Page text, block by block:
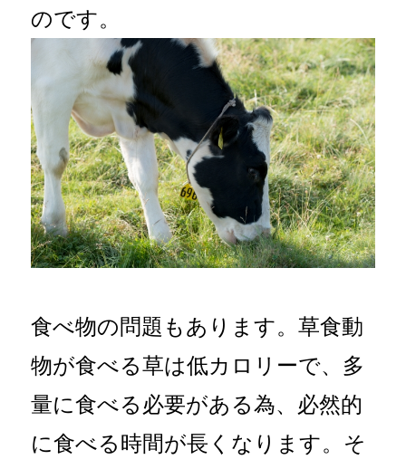
のです。
食べ物の問題もあります。草食動
物が食べる草は低カロリーで、多
量に食べる必要がある為、必然的
に食べる時間が長くなります。そ